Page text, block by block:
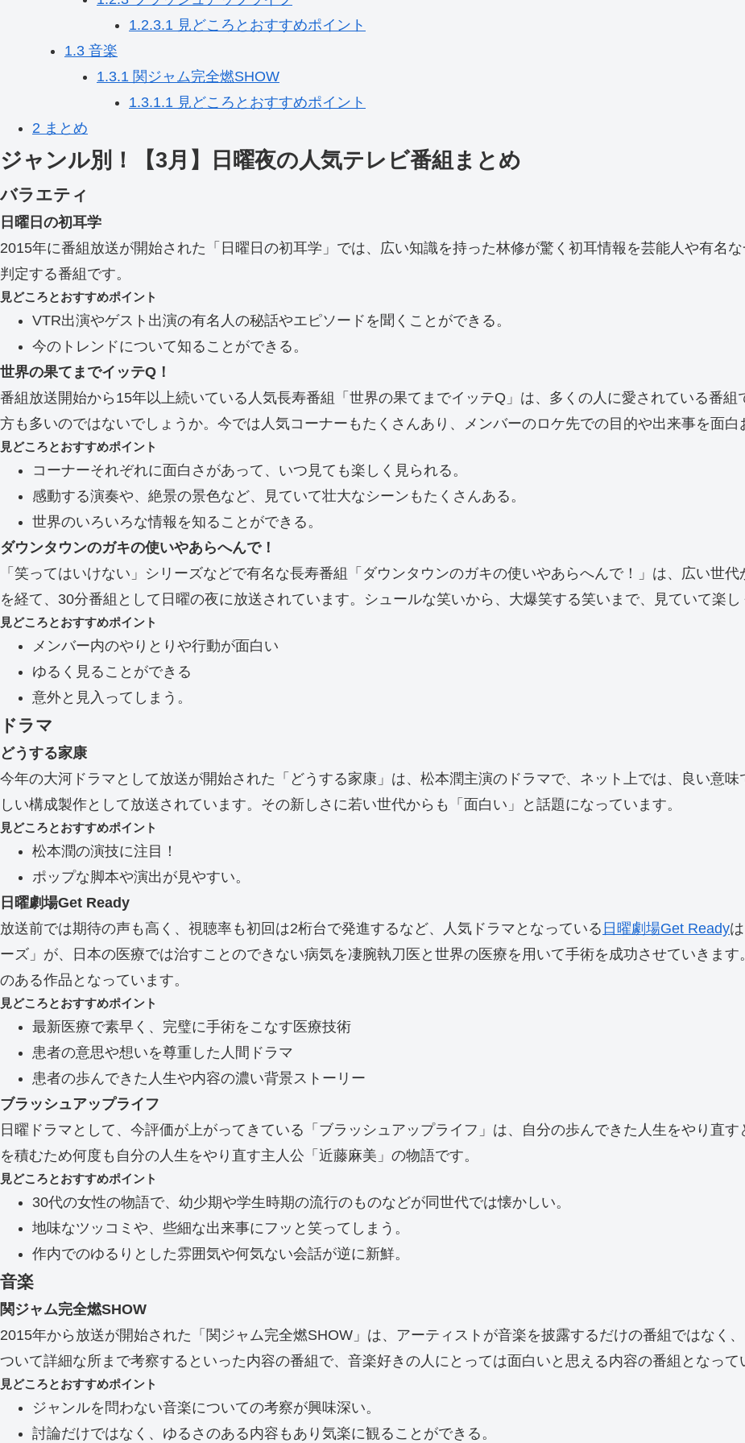
1.2.3.1 見どころとおすすめポイント
1.3 音楽
1.3.1 関ジャム完全燃SHOW
1.3.1.1 見どころとおすすめポイント
2 まとめ
ジャンル別！【3月】日曜夜の人気テレビ番組まとめ
バラエティ
日曜日の初耳学
2015年に番組放送が開始された「日曜日の初耳学」では、広い知識を持った林修が驚く初耳情報を芸能人や有名
判定する番組です。
見どころとおすすめポイント
VTR出演やゲスト出演の有名人の秘話やエピソードを聞くことができる。
今のトレンドについて知ることができる。
世界の果てまでイッテQ！
番組放送開始から15年以上続いている人気長寿番組「世界の果てまでイッテQ」は、多くの人に愛されている番
方も多いのではないでしょうか。今では人気コーナーもたくさんあり、メンバーのロケ先での目的や出来事を面白
見どころとおすすめポイント
コーナーそれぞれに面白さがあって、いつ見ても楽しく見られる。
感動する演奏や、絶景の景色など、見ていて壮大なシーンもたくさんある。
世界のいろいろな情報を知ることができる。
ダウンタウンのガキの使いやあらへんで！
「笑ってはいけない」シリーズなどで有名な長寿番組「ダウンタウンのガキの使いやあらへんで！」は、広い世
を経て、30分番組として日曜の夜に放送されています。シュールな笑いから、大爆笑する笑いまで、見ていて楽し
見どころとおすすめポイント
メンバー内のやりとりや行動が面白い
ゆるく見ることができる
意外と見入ってしまう。
ドラマ
どうする家康
今年の大河ドラマとして放送が開始された「どうする家康」は、松本潤主演のドラマで、ネット上では、良い意
しい構成製作として放送されています。その新しさに若い世代からも「面白い」と話題になっています。
見どころとおすすめポイント
松本潤の演技に注目！
ポップな脚本や演出が見やすい。
日曜劇場Get Ready
放送前では期待の声も高く、視聴率も初回は2桁台で発進するなど、人気ドラマとなっている 日曜劇場Get Ready
ーズ」が、日本の医療では治すことのできない病気を凄腕執刀医と世界の医療を用いて手術を成功させていきま
のある作品となっています。
見どころとおすすめポイント
最新医療で素早く、完璧に手術をこなす医療技術
患者の意思や想いを尊重した人間ドラマ
患者の歩んできた人生や内容の濃い背景ストーリー
ブラッシュアップライフ
日曜ドラマとして、今評価が上がってきている「ブラッシュアップライフ」は、自分の歩んできた人生をやり直
を積むため何度も自分の人生をやり直す主人公「近藤麻美」の物語です。
見どころとおすすめポイント
30代の女性の物語で、幼少期や学生時期の流行のものなどが同世代では懐かしい。
地味なツッコミや、些細な出来事にフッと笑ってしまう。
作内でのゆるりとした雰囲気や何気ない会話が逆に新鮮。
音楽
関ジャム完全燃SHOW
2015年から放送が開始された「関ジャム完全燃SHOW」は、アーティストが音楽を披露するだけの番組ではなく
ついて詳細な所まで考察するといった内容の番組で、音楽好きの人にとっては面白いと思える内容の番組となって
見どころとおすすめポイント
ジャンルを問わない音楽についての考察が興味深い。
討論だけではなく、ゆるさのある内容もあり気楽に観ることができる。